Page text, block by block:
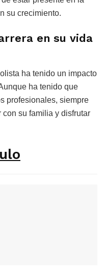
su crecimiento.
en su vida
ha tenido un impacto
ha tenido que
profesionales, siempre
con su familia y disfrutar